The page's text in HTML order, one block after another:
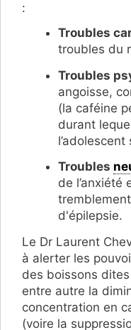
:
Troubles
troubles du
Troubles
angoisse,
(la caféine
durant
Troubles
de l’anxiété
d'épilepsie.
​​Le Dr Laurent
à alerter les
des boissons
entre autre la
concentration en
(voire la